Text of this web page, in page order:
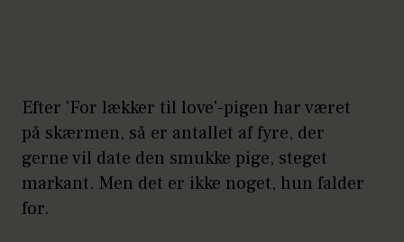
Efter 'For lækker til love'-pigen har været
på skærmen, så er antallet af fyre, der
gerne vil date den smukke pige, steget
markant. Men det er ikke noget, hun falder
for.